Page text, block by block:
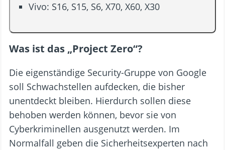
Vivo: S16, S15, S6, X70, X60, X30
Was ist das „Project Zero“?
Die eigenständige Security-Gruppe von Google
soll Schwachstellen aufdecken, die bisher
unentdeckt bleiben. Hierdurch sollen diese
behoben werden können, bevor sie von
Cyberkriminellen ausgenutzt werden. Im
Normalfall geben die Sicherheitsexperten nach